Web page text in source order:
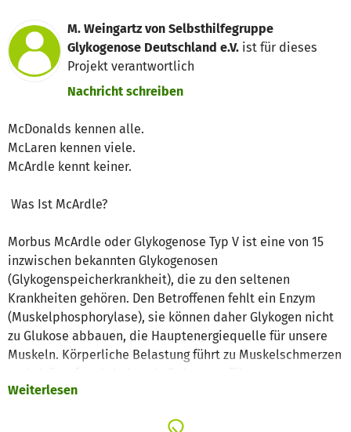
M. Weingartz von Selbsthilfegruppe
Glykogenose Deutschland e.V. ist für dieses
Projekt verantwortlich
Nachricht schreiben
McDonalds kennen alle.
McLaren kennen viele.
McArdle kennt keiner.
Was Ist McArdle?
Morbus McArdle oder Glykogenose Typ V ist eine von 15
inzwischen bekannten Glykogenosen
(Glykogenspeicherkrankheit), die zu den seltenen
Krankheiten gehören. Den Betroffenen fehlt ein Enzym
(Muskelphosphorylase), sie können daher Glykogen nicht
zu Glukose abbauen, die Hauptenergiequelle für unsere
Muskeln. Körperliche Belastung führt zu Muskelschmerzen
Muskelzerstörung (Rhabdomyolyse), die Abbauprodukte
Weiterlesen